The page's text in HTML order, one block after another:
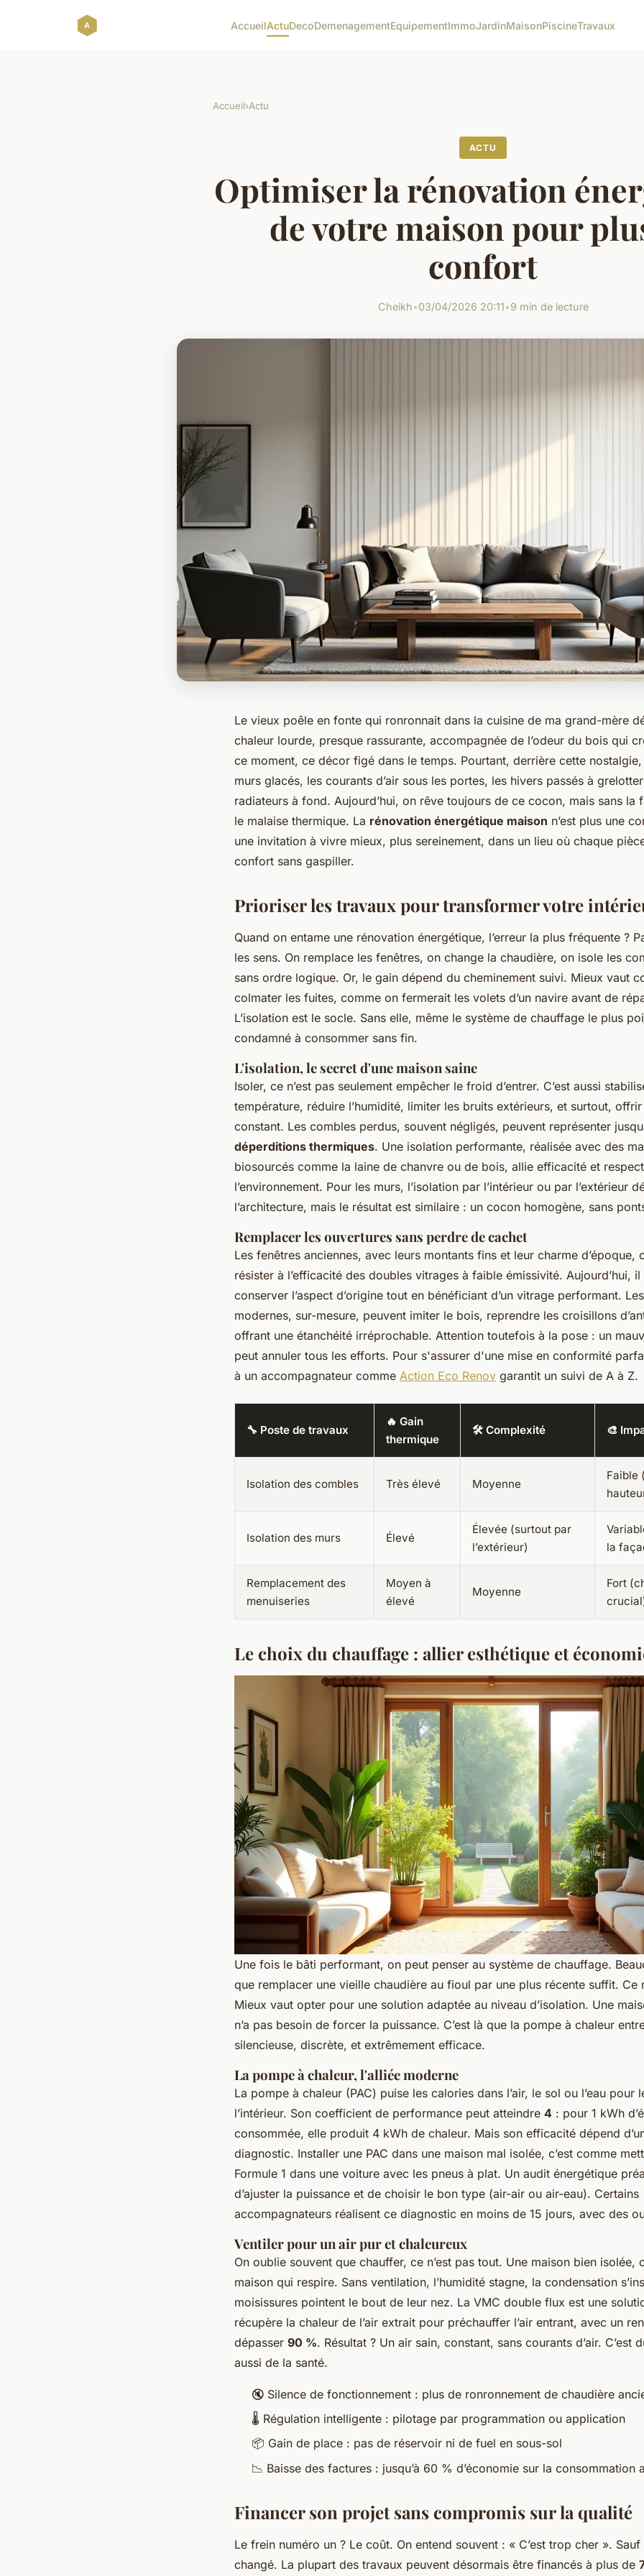
AccueilActuDecoDemenagementEquipementImmoJardinMaisonPiscineTravaux
Accueil›Actu
ACTU
Optimiser la rénovation
de votre maison pour
confort
Cheikh•03/04/2026 20:11•9 min de lecture
Le vieux poêle en fonte qui ronronnait dans la cuisine de ma grand-mère
chaleur lourde, presque rassurante, accompagnée de l’odeur du bois qui
ce moment, ce décor figé dans le temps. Pourtant, derrière cette
murs glacés, les courants d’air sous les portes, les hivers passés à
radiateurs à fond. Aujourd’hui, on rêve toujours de ce cocon, mais sans la
le malaise thermique. La rénovation énergétique maison n’est plus une
une invitation à vivre mieux, plus sereinement, dans un lieu où chaque
confort sans gaspiller.
Prioriser les travaux pour transformer votre
Quand on entame une rénovation énergétique, l’erreur la plus fréquente ?
les sens. On remplace les fenêtres, on change la chaudière, on isole les
sans ordre logique. Or, le gain dépend du cheminement suivi. Mieux vaut
colmater les fuites, comme on fermerait les volets d’un navire avant de
L’isolation est le socle. Sans elle, même le système de chauffage le plus
condamné à consommer sans fin.
L'isolation, le secret d'une maison saine
Isoler, ce n’est pas seulement empêcher le froid d’entrer. C’est aussi
température, réduire l’humidité, limiter les bruits extérieurs, et surtout,
constant. Les combles perdus, souvent négligés, peuvent représenter
déperditions thermiques. Une isolation performante, réalisée avec des
biosourcés comme la laine de chanvre ou de bois, allie efficacité et
l’environnement. Pour les murs, l’isolation par l’intérieur ou par l’extérieur
l’architecture, mais le résultat est similaire : un cocon homogène, sans
Remplacer les ouvertures sans perdre de cachet
Les fenêtres anciennes, avec leurs montants fins et leur charme d’époque,
résister à l’efficacité des doubles vitrages à faible émissivité. Aujourd’hui,
conserver l’aspect d’origine tout en bénéficiant d’un vitrage performant.
modernes, sur-mesure, peuvent imiter le bois, reprendre les croisillons
offrant une étanchéité irréprochable. Attention toutefois à la pose : un
peut annuler tous les efforts. Pour s'assurer d'une mise en conformité
à un accompagnateur comme Action Eco Renov garantit un suivi de A à Z.
🔧 Poste de travaux
🔥 Gain
thermique
🛠️ Complexité 🎨
Isolation des combles Très élevé Moyenne
Faible
Isolation des murs Élevé
Élevée (surtout par
l’extérieur)
la
Remplacement des
menuiseries
Moyen à
élevé
Moyenne
Fort
Le choix du chauffage : allier esthétique et
Une fois le bâti performant, on peut penser au système de chauffage.
que remplacer une vieille chaudière au fioul par une plus récente suffit. Ce
Mieux vaut opter pour une solution adaptée au niveau d’isolation. Une
n’a pas besoin de forcer la puissance. C’est là que la pompe à chaleur
silencieuse, discrète, et extrêmement efficace.
La pompe à chaleur, l'alliée moderne
La pompe à chaleur (PAC) puise les calories dans l’air, le sol ou l’eau pour
l’intérieur. Son coefficient de performance peut atteindre 4 : pour 1 kWh
consommée, elle produit 4 kWh de chaleur. Mais son efficacité dépend
diagnostic. Installer une PAC dans une maison mal isolée, c’est comme
Formule 1 dans une voiture avec les pneus à plat. Un audit énergétique
d’ajuster la puissance et de choisir le bon type (air-air ou air-eau). Certains
accompagnateurs réalisent ce diagnostic en moins de 15 jours, avec des
Ventiler pour un air pur et chaleureux
On oublie souvent que chauffer, ce n’est pas tout. Une maison bien isolée,
maison qui respire. Sans ventilation, l’humidité stagne, la condensation
moisissures pointent le bout de leur nez. La VMC double flux est une
récupère la chaleur de l’air extrait pour préchauffer l’air entrant, avec un
dépasser 90 %. Résultat ? Un air sain, constant, sans courants d’air. C’est
aussi de la santé.
🔇 Silence de fonctionnement : plus de ronronnement de chaudière
🌡️ Régulation intelligente : pilotage par programmation ou application
📦 Gain de place : pas de réservoir ni de fuel en sous-sol
📉 Baisse des factures : jusqu’à 60 % d’économie sur la consommation
Financer son projet sans compromis sur la qualité
Le frein numéro un ? Le coût. On entend souvent : « C’est trop cher ».
changé. La plupart des travaux peuvent désormais être financés à plus de